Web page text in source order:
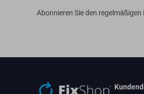
Abonnieren Sie den